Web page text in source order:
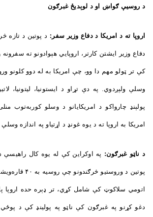
د روسيې ګواښ او د لوېديځ غبرګون
اروپا ته د امریکا د دفاع وزیر سفر: د پوتین د تازه
دفاع وزیر ایشتن کارتر، اروپايي هېوادونو ته
کې تر ټولو مهم دا وو، چې امریکا به له دوو کلونو
وسلې ولېږدوي. په دې تړاو د ایستونیا، لیتونیا،
پولېنډ چارواکو د امریکایانو د وسلو کوربه‌توب
امریکا به اروپا ته د یوه غونډ د اړتیاو په اندازه
د ناټو غبرګون: په اوکراین کې له یوه کال راهیسې د
پوتین د وروستيو
اتومي سلاکوټ کې شامل کړي، تر ډېره حده اروپا
دغو کړنو په غبرګون کې ناټو په پولینډ کې د پوځي